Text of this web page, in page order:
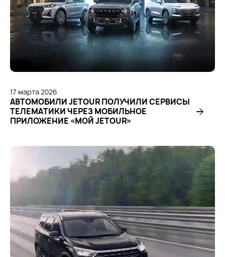
17 марта2026
АВТОМОБИЛИ JETOUR ПОЛУЧИЛИ СЕРВИСЫ
ТЕЛЕМАТИКИ ЧЕРЕЗ МОБИЛЬНОЕ
ПРИЛОЖЕНИЕ «МОЙ JETOUR»